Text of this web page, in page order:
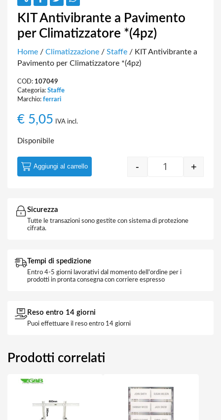
KIT Antivibrante a Pavimento
per Climatizzatore *(4pz)
Home / Climatizzazione / Staffe / KIT Antivibrante a
Pavimento per Climatizzatore *(4pz)
COD: 107049
Categoria: Staffe
Marchio: ferrari
€ 5,05 IVA incl.
Disponibile
KIT
- +
Aggiungi al carrello
Sicurezza
Tutte le transazioni sono gestite con sistema di protezione
cifrata.
Tempi di spedizione
Entro 4-5 giorni lavorativi dal momento dell'ordine per i
prodotti in pronta consegna con corriere espresso
Reso entro 14 giorni
Puoi effettuare il reso entro 14 giorni
Prodotti correlati